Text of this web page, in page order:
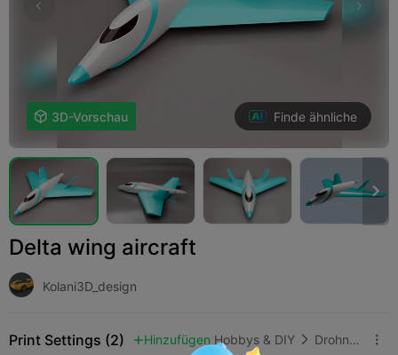
 3D-Vorschau Finde ähnliche

Delta wing aircraft
Kolani3D_design
Print Settings (2)  Hinzufügen Hobbys & DIY  Drohnen & Luftfahrzeuge 